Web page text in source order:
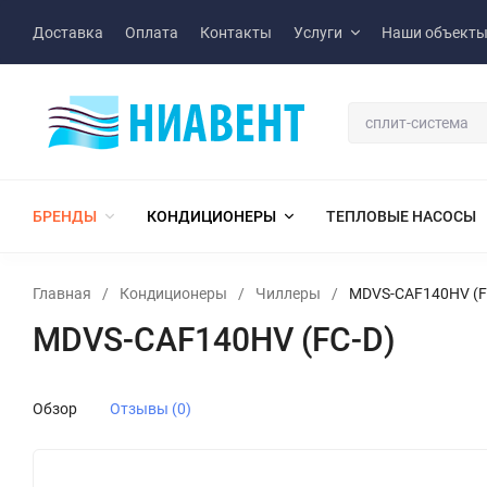
Доставка Оплата Контакты Услуги Наши объекты
БРЕНДЫ КОНДИЦИОНЕРЫ ТЕПЛОВЫЕ НАСОСЫ
Главная / Кондиционеры / Чиллеры / MDVS-CAF140HV
MDVS-CAF140HV (FC-D)
Обзор Отзывы (0)